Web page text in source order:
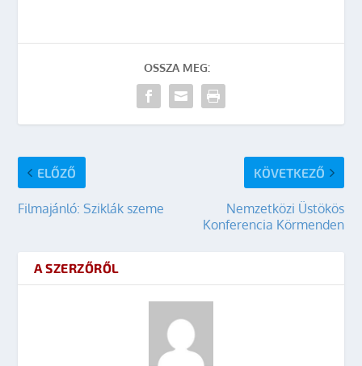
OSSZA MEG:
ELŐZŐ
Filmajánló: Sziklák szeme
KÖVETKEZŐ
Nemzetközi Üstökös
Konferencia Körmenden
A SZERZŐRŐL